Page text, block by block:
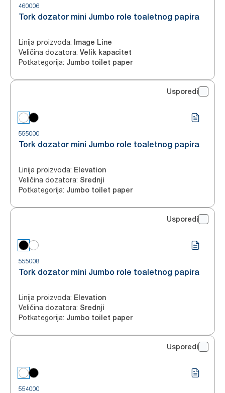
460006
Tork dozator mini Jumbo role toaletnog papira
Linija proizvoda: Image Line
Veličina dozatora: Velik kapacitet
Potkategorija: Jumbo toilet paper
Usporedi
555000
Tork dozator mini Jumbo role toaletnog papira
Linija proizvoda: Elevation
Veličina dozatora: Srednji
Potkategorija: Jumbo toilet paper
Usporedi
555008
Tork dozator mini Jumbo role toaletnog papira
Linija proizvoda: Elevation
Veličina dozatora: Srednji
Potkategorija: Jumbo toilet paper
Usporedi
554000